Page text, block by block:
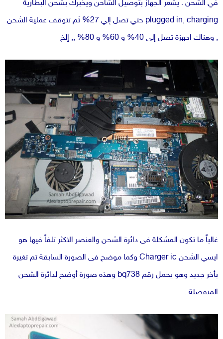
في الشحن . يشعر الجهاز بتوصيل الشاحن ويخبرك بشحن البطارية
plugged in, charging حتي تصل إلي 27% ثم تتوقف عملية الشحن
, وهناك اجهزة تصل إلي 40% و 60% و 80% ,, إلخ
غالباً ما تكون المشكلة فى دائرة الشحن والعنصر الاكثر تلفاً فيها هو
ايسي الشحن Charger ic وكما موضح فى الصورة السابقة تم تغيرة
بأخر جديد وهو يحمل رقم bq738 وهذه صورة أوضح لدائرة الشحن
المنفصلة .